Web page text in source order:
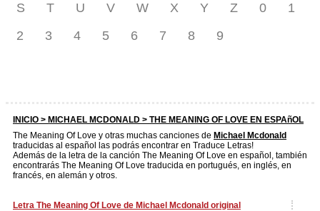
S
T U V W X Y Z 0
1
2
3 4 5 6 7 8 9
INICIO > MICHAEL MCDONALD > THE MEANING OF LOVE EN ESPAñOL
The Meaning Of Love y otras muchas canciones de Michael Mcdonald
traducidas al español las podrás encontrar en Traduce Letras!
Además de la letra de la canción The Meaning Of Love en español, también
encontrarás The Meaning Of Love traducida en portugués, en inglés, en
francés, en alemán y otros.
Letra The Meaning Of Love de Michael Mcdonald original